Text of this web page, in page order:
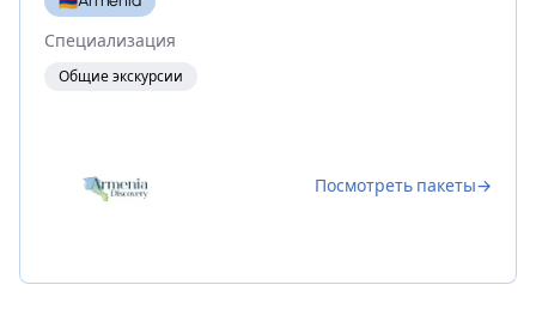
Специализация
Общие экскурсии
Посмотреть пакеты→